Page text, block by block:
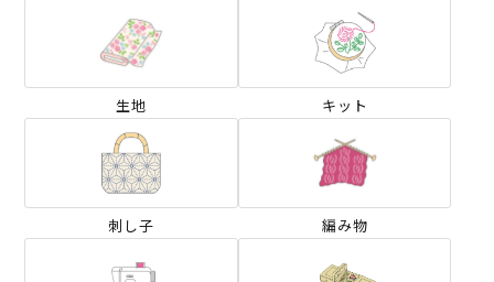
生地 キット
刺し子 編み物